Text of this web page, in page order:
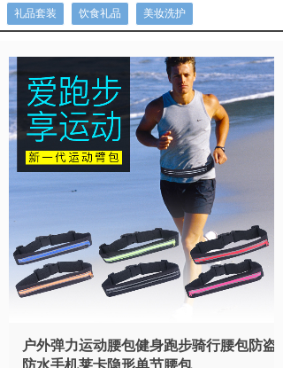
礼品套装 饮食礼品 美妆洗护
户外弹力运动腰包健身跑步骑行腰包防盗
防水手机莱卡隐形单节腰包